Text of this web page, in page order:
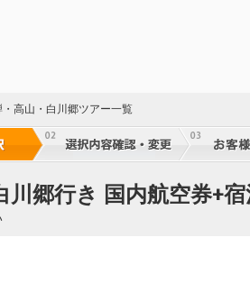
高山・白川郷ツアー一覧
郷行き 国内航空券+